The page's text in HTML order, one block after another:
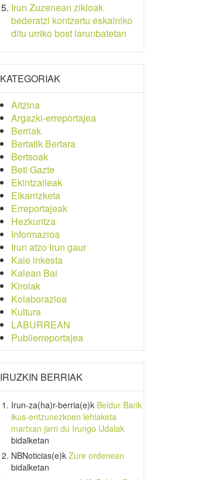
Irun Zuzenean zikloak
bederatzi kontzertu eskainiko
ditu urriko bost larunbatetan
KATEGORIAK
Aitzina
Argazki-erreportajea
Berriak
Bertatik Bertara
Bertsoak
Beti Gazte
Ekintzaileak
Elkarrizketa
Erreportajeak
Hezkuntza
Informazioa
Irun atzo Irun gaur
Kale inkesta
Kalean Bai
Kirolak
Kolaborazioa
Kultura
LABURREAN
Publierreportajea
IRUZKIN BERRIAK
Irun-za(ha)r-berria(e)k Beldur Barik
ikus-entzunezkoen lehiaketa
martxan jarri du Irungo Udalak
bidalketan
NBNoticias(e)k Zure ordenean
bidalketan